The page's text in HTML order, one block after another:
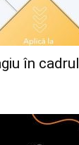
în cadrul